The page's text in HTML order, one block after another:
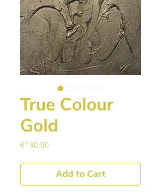
True Colour
Gold
€130.00
Add to Cart